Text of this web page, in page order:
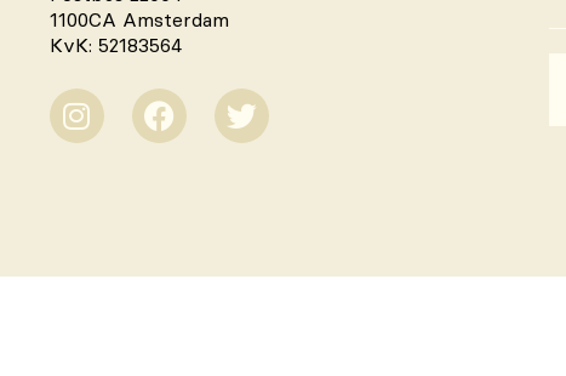
1100CA Amsterdam
KvK: 52183564